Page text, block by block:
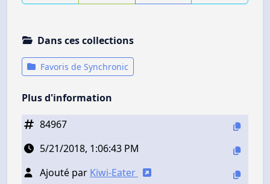
Dans ces collections
Favoris de Synchronic
Plus d'information
84967
5/21/2018, 1:06:43 PM
Ajouté par Kiwi-Eater